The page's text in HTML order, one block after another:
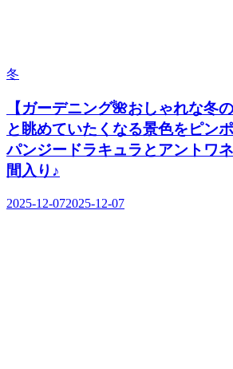
冬
【ガーデニング🌺おしゃれな冬
と眺めていたくなる景色をピン
パンジードラキュラとアントワ
間入り♪
2025-12-072025-12-07